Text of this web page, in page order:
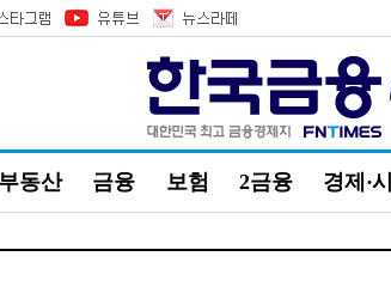
동산 금융 보험 2금융 경제·